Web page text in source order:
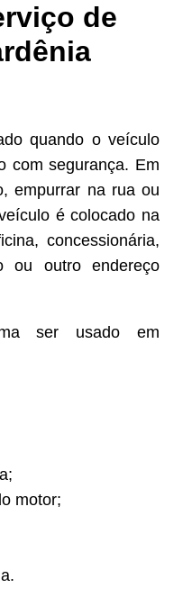
de
quando o veículo
com segurança. Em
empurrar na rua ou
é colocado na
concessionária,
ou outro endereço
ser usado em
motor;